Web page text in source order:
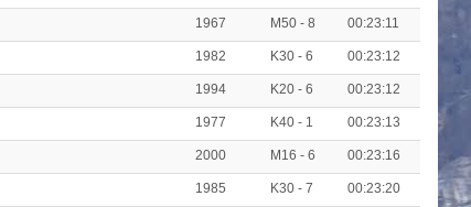
1967 M50 - 8 00:23:11
1982 K30 - 6 00:23:12
1994 K20 - 6 00:23:12
1977 K40 - 1 00:23:13
2000 M16 - 6 00:23:16
1985 K30 - 7 00:23:20